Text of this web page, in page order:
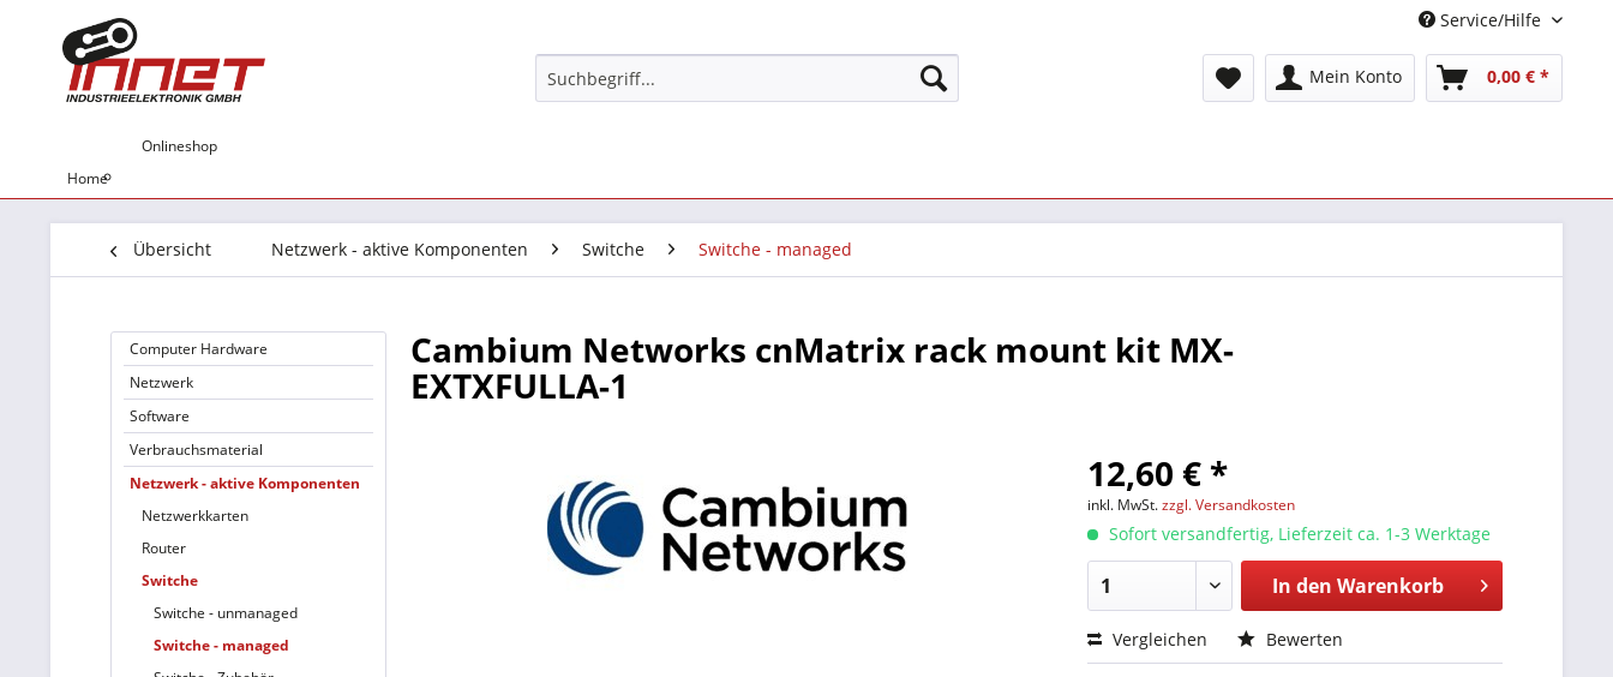
Service/Hilfe
Mein Konto 0,00 € *
Home
Onlineshop
Übersicht Netzwerk - aktive Komponenten Switche Switche - managed
Computer Hardware
Netzwerk
Software
Verbrauchsmaterial
Netzwerk - aktive Komponenten
Netzwerkkarten
Router
Switche
Switche - unmanaged
Switche - managed
Cambium Networks cnMatrix rack mount kit MX-
EXTXFULLA-1
12,60 € *
inkl. MwSt.zzgl. Versandkosten
Sofort versandfertig, Lieferzeit ca. 1-3 Werktage
In den Warenkorb
Vergleichen Bewerten